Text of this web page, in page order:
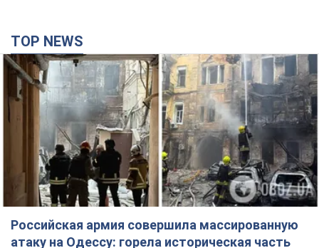
TOP NEWS
Российская армия совершила массированную
атаку на Одессу: горела историческая часть